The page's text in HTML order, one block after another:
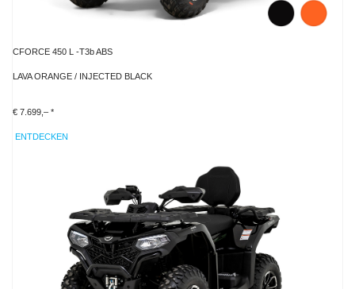
CFORCE 450 L -T3b ABS
LAVA ORANGE / INJECTED BLACK
€ 7.699,– *
ENTDECKEN